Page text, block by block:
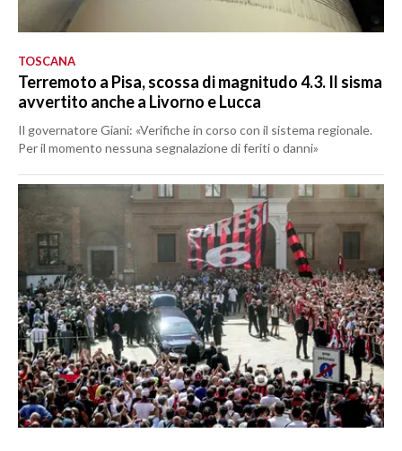
TOSCANA
Terremoto a Pisa, scossa di magnitudo 4.3. Il sisma
avvertito anche a Livorno e Lucca
Il governatore Giani: «Verifiche in corso con il sistema regionale.
Per il momento nessuna segnalazione di feriti o danni»